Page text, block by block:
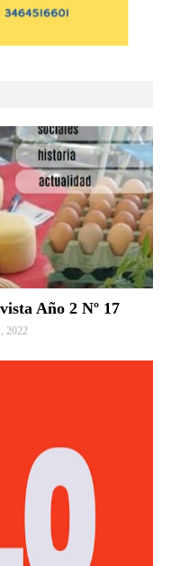
Año 2 Nº 17
2022